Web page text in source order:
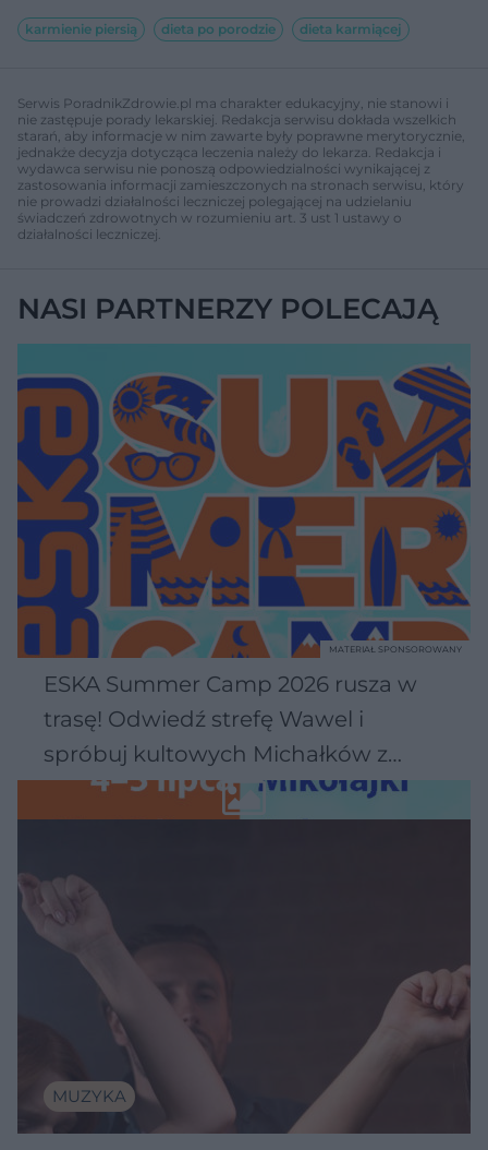
karmienie piersią dieta po porodzie dieta karmiącej
Serwis PoradnikZdrowie.pl ma charakter edukacyjny, nie stanowi i
nie zastępuje porady lekarskiej. Redakcja serwisu dokłada wszelkich
starań, aby informacje w nim zawarte były poprawne merytorycznie,
jednakże decyzja dotycząca leczenia należy do lekarza. Redakcja i
wydawca serwisu nie ponoszą odpowiedzialności wynikającej z
zastosowania informacji zamieszczonych na stronach serwisu, który
nie prowadzi działalności leczniczej polegającej na udzielaniu
świadczeń zdrowotnych w rozumieniu art. 3 ust 1 ustawy o
działalności leczniczej.
NASI PARTNERZY POLECAJĄ
ESKA Summer Camp 2026 rusza w
trasę! Odwiedź strefę Wawel i
spróbuj kultowych Michałków z
Wawelu
MATERIAŁ SPONSOROWANY
MUZYKA